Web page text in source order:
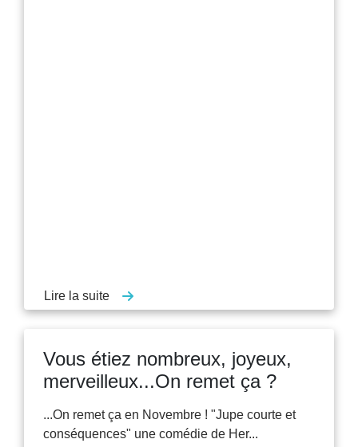
Lire la suite
Vous étiez nombreux, joyeux,
merveilleux...On remet ça ?
...On remet ça en Novembre ! "Jupe courte et
conséquences" une comédie de Her...